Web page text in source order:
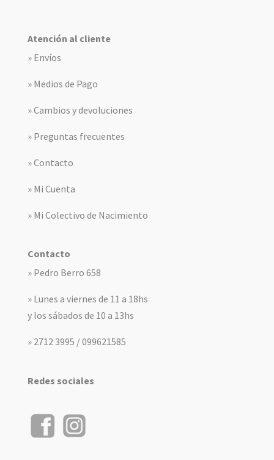
Atención al cliente
» Envíos
» Medios de Pago
» Cambios y devoluciones
» Preguntas frecuentes
» Contacto
» Mi Cuenta
» Mi Colectivo de Nacimiento
Contacto
» Pedro Berro 658
» Lunes a viernes de 11 a 18hs
y los sábados de 10 a 13hs
» 2712 3995 / 099621585
Redes sociales